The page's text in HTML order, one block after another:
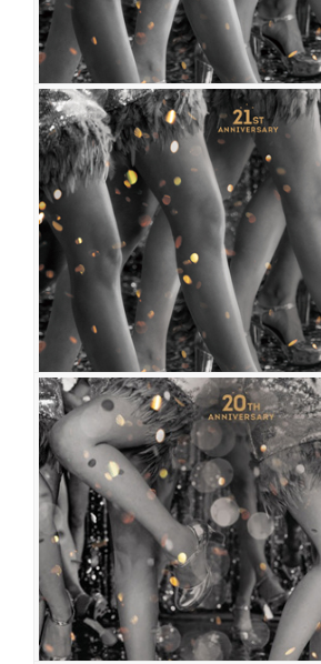
브로드웨이 42번가
공연일시
2022-11-05 ~ 2023-01-15
공연장
예술의전당 CJ토월극장
출연진
송일국 이종혁 정영주배해선 신영숙
유낙원
강동호이주순 오세준 서성종 김호 임기홍
우종웅이효진 박정윤 최지혜
브로드웨이 42번가
공연일시
2018-06-21 ~ 2018-08-19
공연장
예술의전당 CJ토월극장
출연진
김석훈이종혁 김선경 배해선이경미
영창임기홍김호 조용수 최영민 오소연정단영